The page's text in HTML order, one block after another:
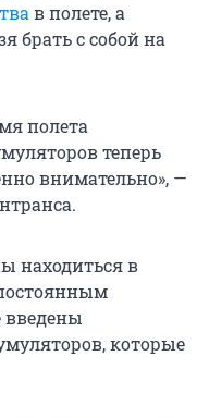
в полете, а
брать с собой на
полета
теперь
внимательно», —
находиться в
введены
которые